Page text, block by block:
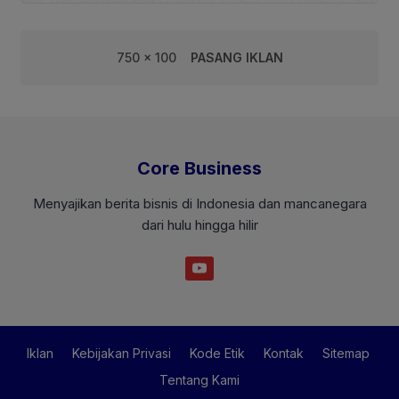
750 x 100 PASANG IKLAN
Core Business
Menyajikan berita bisnis di Indonesia dan mancanegara
dari hulu hingga hilir
Iklan Kebijakan Privasi Kode Etik Kontak
Sitemap
Tentang Kami